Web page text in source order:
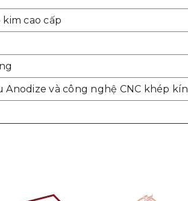
cao cấp
Anodize và công nghệ CNC khép kín